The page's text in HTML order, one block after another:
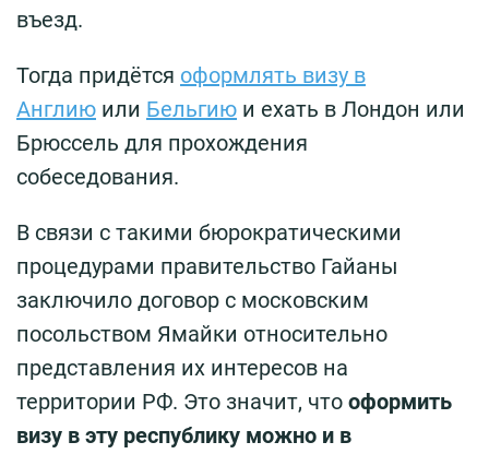
въезд.
Тогда придётся оформлять визу в
Англию или Бельгию и ехать в Лондон или
Брюссель для прохождения
собеседования.
В связи с такими бюрократическими
процедурами правительство Гайаны
заключило договор с московским
посольством Ямайки относительно
представления их интересов на
территории РФ. Это значит, что оформить
визу в эту республику можно и в